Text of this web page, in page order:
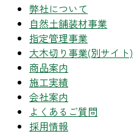
弊社について
自然土舗装材事業
指定管理事業
大木切り事業(別サイト)
商品案内
施工実績
会社案内
よくあるご質問
採用情報